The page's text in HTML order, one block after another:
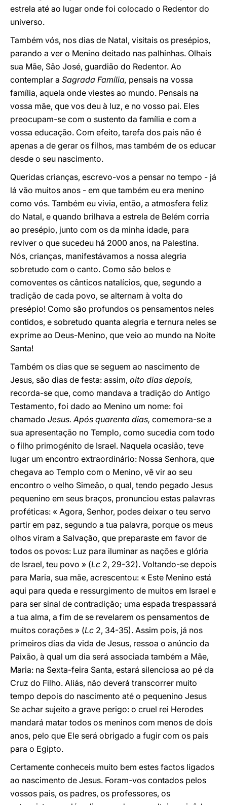
estrela até ao lugar onde foi colocado o Redentor do
universo.
Também vós, nos dias de Natal, visitais os presépios,
parando a ver o Menino deitado nas palhinhas. Olhais
sua Mãe, São José, guardião do Redentor. Ao
contemplar a Sagrada Família, pensais na vossa
família, aquela onde viestes ao mundo. Pensais na
vossa mãe, que vos deu à luz, e no vosso pai. Eles
preocupam-se com o sustento da família e com a
vossa educação. Com efeito, tarefa dos pais não é
apenas a de gerar os filhos, mas também de os educar
desde o seu nascimento.
Queridas crianças, escrevo-vos a pensar no tempo - já
lá vão muitos anos - em que também eu era menino
como vós. Também eu vivia, então, a atmosfera feliz
do Natal, e quando brilhava a estrela de Belém corria
ao presépio, junto com os da minha idade, para
reviver o que sucedeu há 2000 anos, na Palestina.
Nós, crianças, manifestávamos a nossa alegria
sobretudo com o canto. Como são belos e
comoventes os cânticos natalícios, que, segundo a
tradição de cada povo, se alternam à volta do
presépio! Como são profundos os pensamentos neles
contidos, e sobretudo quanta alegria e ternura neles se
exprime ao Deus-Menino, que veio ao mundo na Noite
Santa!
Também os dias que se seguem ao nascimento de
Jesus, são dias de festa: assim, oito dias depois,
recorda-se que, como mandava a tradição do Antigo
Testamento, foi dado ao Menino um nome: foi
chamado Jesus. Após quarenta dias, comemora-se a
sua apresentação no Templo, como sucedia com todo
o filho primogénito de Israel. Naquela ocasião, teve
lugar um encontro extraordinário: Nossa Senhora, que
chegava ao Templo com o Menino, vê vir ao seu
encontro o velho Simeão, o qual, tendo pegado Jesus
pequenino em seus braços, pronunciou estas palavras
proféticas: « Agora, Senhor, podes deixar o teu servo
partir em paz, segundo a tua palavra, porque os meus
olhos viram a Salvação, que preparaste em favor de
todos os povos: Luz para iluminar as nações e glória
de Israel, teu povo » (Lc 2, 29-32). Voltando-se depois
para Maria, sua mãe, acrescentou: « Este Menino está
aqui para queda e ressurgimento de muitos em Israel e
para ser sinal de contradição; uma espada trespassará
a tua alma, a fim de se revelarem os pensamentos de
muitos corações » (Lc 2, 34-35). Assim pois, já nos
primeiros dias da vida de Jesus, ressoa o anúncio da
Paixão, à qual um dia será associada também a Mãe,
Maria: na Sexta-feira Santa, estará silenciosa ao pé da
Cruz do Filho. Aliás, não deverá transcorrer muito
tempo depois do nascimento até o pequenino Jesus
Se achar sujeito a grave perigo: o cruel rei Herodes
mandará matar todos os meninos com menos de dois
anos, pelo que Ele será obrigado a fugir com os pais
para o Egipto.
Certamente conheceis muito bem estes factos ligados
ao nascimento de Jesus. Foram-vos contados pelos
vossos pais, os padres, os professores, os